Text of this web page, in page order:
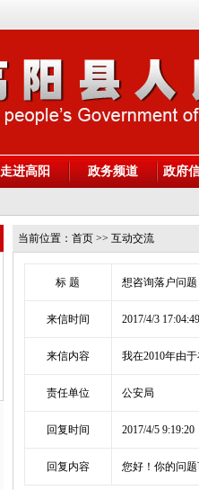
走进高阳 政务频道 政府
当前位置： 首页 >> 互动交流
标 题 想咨询落户问
来信时间 2017/4/3 17:04:49
来信内容 我在2010年由
责任单位 公安局
回复时间 2017/4/5 9:19:20
回复内容 您好！你的问